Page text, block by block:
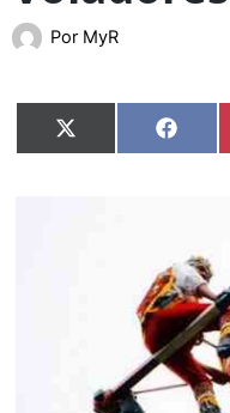
Por MyR
Compartir
en
X
(Twitter) en